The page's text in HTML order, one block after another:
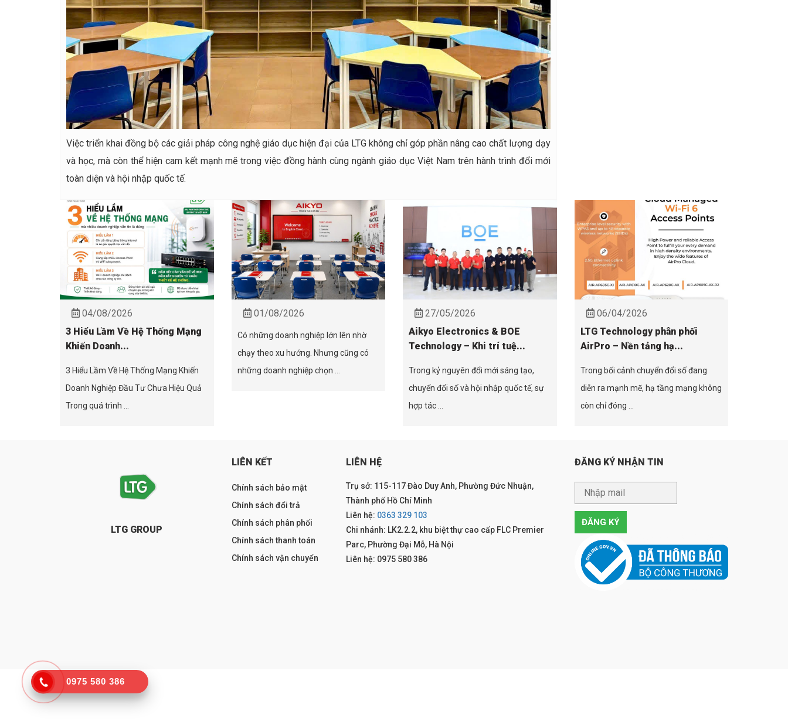
Việc triển khai đồng bộ các giải pháp công nghệ giáo dục hiện đại của LTG không chỉ góp phần nâng cao chất lượng dạy
và học, mà còn thể hiện cam kết mạnh mẽ trong việc đồng hành cùng ngành giáo dục Việt Nam trên hành trình đổi mới
toàn diện và hội nhập quốc tế.
04/08/2026
3 Hiểu Lầm Về Hệ Thống Mạng
Khiến Doanh...
3 Hiểu Lầm Về Hệ Thống Mạng Khiến
Doanh Nghiệp Đầu Tư Chưa Hiệu Quả
Trong quá trình ...
01/08/2026
Có những doanh nghiệp lớn lên nhờ
chạy theo xu hướng. Nhưng cũng có
những doanh nghiệp chọn ...
27/05/2026
Aikyo Electronics & BOE
Technology – Khi trí tuệ...
Trong kỷ nguyên đổi mới sáng tạo,
chuyển đổi số và hội nhập quốc tế, sự
hợp tác ...
06/04/2026
LTG Technology phân phối
AirPro – Nền tảng hạ...
Trong bối cảnh chuyển đổi số đang
diễn ra mạnh mẽ, hạ tầng mạng không
còn chỉ đóng ...
LTG GROUP
LIÊN KẾT
Chính sách bảo mật
Chính sách đổi trả
Chính sách phân phối
Chính sách thanh toán
Chính sách vận chuyển
LIÊN HỆ
Trụ sở: 115-117 Đào Duy Anh, Phường Đức Nhuận,
Thành phố Hồ Chí Minh
Liên hệ: 0363 329 103
Chi nhánh: LK2.2.2, khu biệt thự cao cấp FLC Premier
Parc, Phường Đại Mỗ, Hà Nội
Liên hệ: 0975 580 386
ĐĂNG KÝ NHẬN TIN
0975 580 386